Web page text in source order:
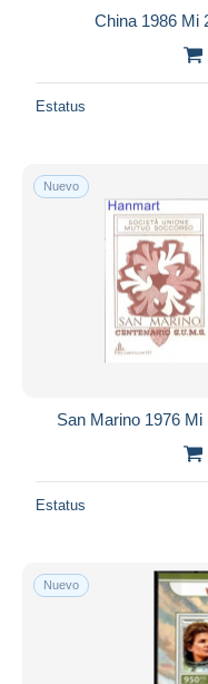
China 1986 Mi
Estatus
Nuevo
San Marino 1976
Estatus
Nuevo